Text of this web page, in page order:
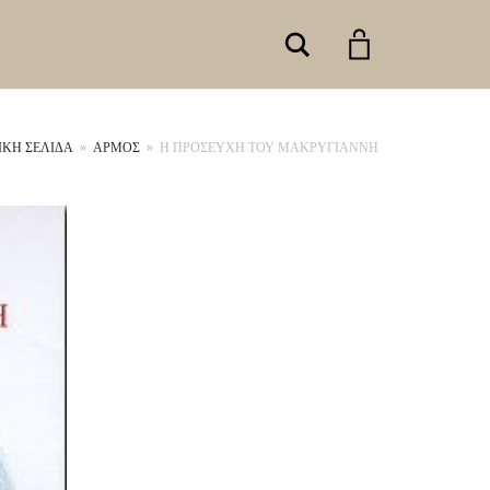
Search
ΣΕΛΊΔΑ » ΑΡΜΟΣ » Η ΠΡΟΣΕΥΧΗ ΤΟΥ ΜΑΚΡΥΓΙΑΝΝΗ